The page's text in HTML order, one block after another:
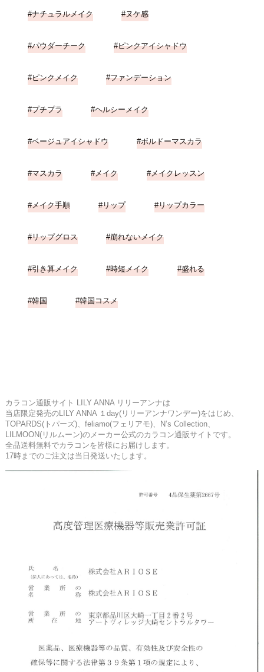
ナチュラルメイク ヌケ感
パウダーチーク ピンクアイシャドウ
ピンクメイク ファンデーション
プチプラ ヘルシーメイク
ベージュアイシャドウ ボルドーマスカラ
マスカラ メイク メイクレッスン
メイク手順 リップ リップカラー
リップグロス 崩れないメイク
引き算メイク 時短メイク 盛れる
韓国 韓国コスメ
カラコン通販サイト LILY ANNA リリーアンナは
当店限定発売のLILY ANNA １day(リリーアンナワンデー)をはじめ、
TOPARDS(トパーズ)、feliamo(フェリアモ)、N’s Collection、
LILMOON(リルムーン)のメーカー公式のカラコン通販サイトです。
全品送料無料でカラコンを皆様にお届けします。
17時までのご注文は当日発送いたします。